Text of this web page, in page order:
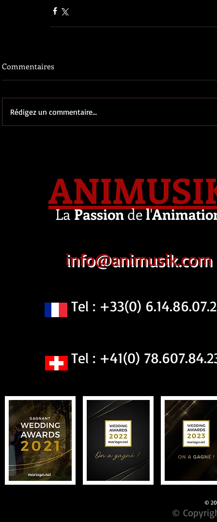
Commentaires
Rédigez un commentaire...
LaPassiondel'
info@animusik.com
Tel : +33(0)
Tel : +41(0)
©
©